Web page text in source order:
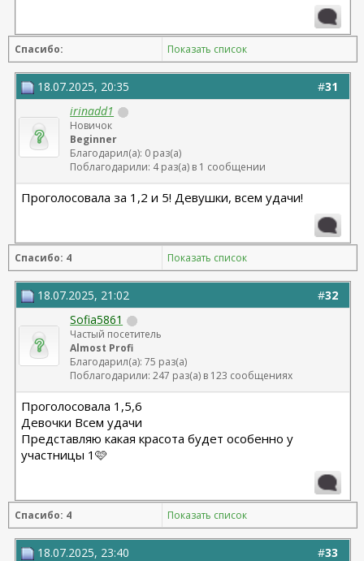
Спасибо: Показать список
#31
18.07.2025, 20:35
irinadd1
Новичок
Beginner
Благодарил(а): 0 раз(а)
Поблагодарили: 4 раз(а) в 1 сообщении
Проголосовала за 1,2 и 5! Девушки, всем удачи!
Спасибо: 4 Показать список
#32
18.07.2025, 21:02
Sofia5861
Частый посетитель
Almost Profi
Благодарил(а): 75 раз(а)
Поблагодарили: 247 раз(а) в 123 сообщениях
Проголосовала 1,5,6
Девочки Всем удачи
Представляю какая красота будет особенно у
участницы 1🩷
Спасибо: 4 Показать список
#33
18.07.2025, 23:40